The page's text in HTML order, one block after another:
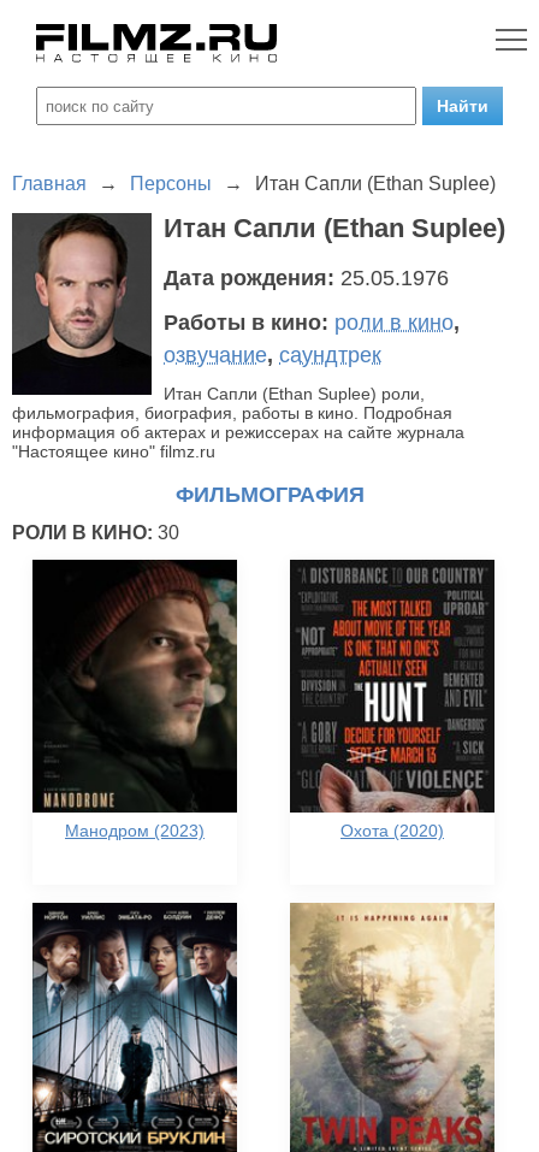
Главная → Персоны → Итан Сапли (Ethan Suplee)
Итан Сапли (Ethan Suplee)
Дата рождения: 25.05.1976
Работы в кино: роли в кино,
озвучание, саундтрек
Итан Сапли (Ethan Suplee) роли,
фильмография, биография, работы в кино. Подробная
информация об актерах и режиссерах на сайте журнала
"Настоящее кино" filmz.ru
ФИЛЬМОГРАФИЯ
РОЛИ В КИНО: 30
Манодром (2023) Охота (2020)